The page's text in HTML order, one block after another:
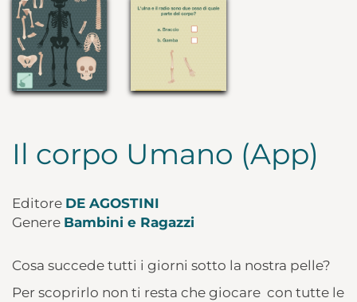
Il corpo Umano (App)
Editore DE AGOSTINI
Genere Bambini e Ragazzi
Cosa succede tutti i giorni sotto la nostra pelle?
Per scoprirlo non ti resta che giocare con tutte le